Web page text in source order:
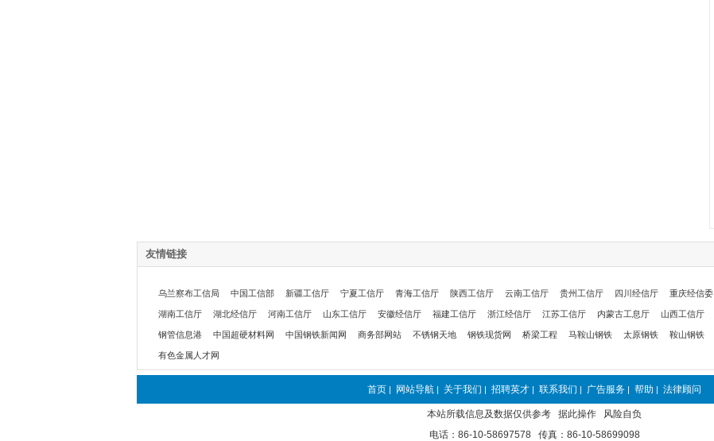
友情链接
乌兰察布工信局 中国工信部 新疆工信厅 宁夏工信厅 青海工信厅 陕西工信厅 云南工信厅 贵州工信厅 四川经信厅 重庆经信委
湖南工信厅 湖北经信厅 河南工信厅 山东工信厅 安徽经信厅 福建工信厅 浙江经信厅 江苏工信厅 内蒙古工息厅 山西工信厅
钢管信息港 中国超硬材料网 中国钢铁新闻网 商务部网站 不锈钢天地 钢铁现货网 桥梁工程 马鞍山钢铁 太原钢铁 鞍山钢铁
有色金属人才网
首页 | 网站导航 | 关于我们 | 招聘英才 | 联系我们 | 广告服务 | 帮助 | 法律顾问
本站所载信息及数据仅供参考 据此操作 风险自负
电话：86-10-58697578 传真：86-10-58699098